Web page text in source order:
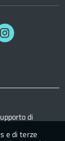
di
e di terze